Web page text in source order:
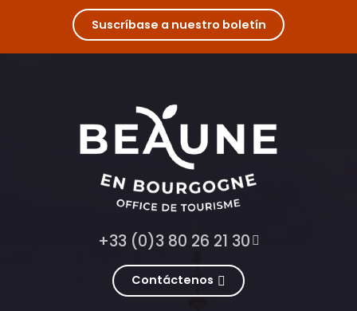
Suscríbase a nuestro boletín
+33 (0)3 80 26 21 30
Contáctenos